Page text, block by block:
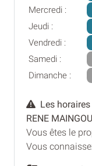
Mercredi :
Jeudi :
Vendredi :
Samedi :
Dimanche :
Les
RENE
Vous êtes le
Vous